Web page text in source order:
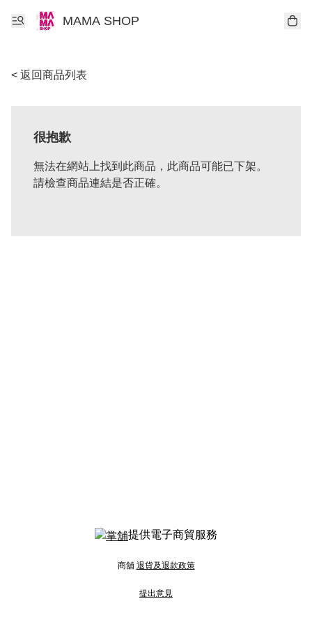
MAMA SHOP
< 返回商品列表
很抱歉
無法在網站上找到此商品，此商品可能已下架。
請檢查商品連結是否正確。
提供電子商貿服務
商舖 退貨及退款政策
提出意見